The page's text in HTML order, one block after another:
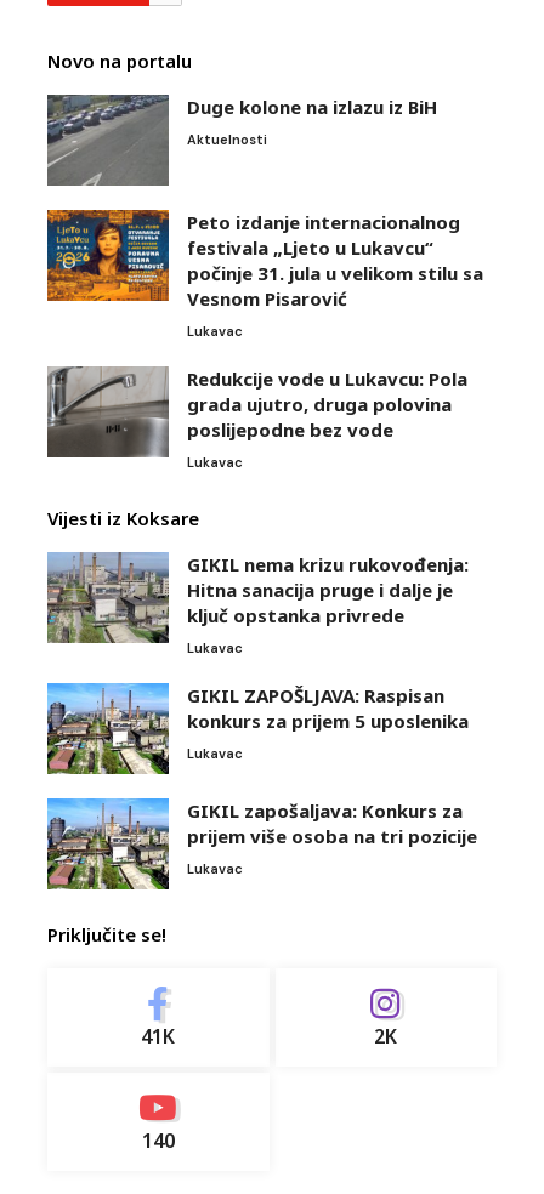
Novo na portalu
Duge kolone na izlazu iz BiH
Aktuelnosti
Peto izdanje internacionalnog
festivala „Ljeto u Lukavcu“
počinje 31. jula u velikom stilu sa
Vesnom Pisarović
Lukavac
Redukcije vode u Lukavcu: Pola
grada ujutro, druga polovina
poslijepodne bez vode
Lukavac
Vijesti iz Koksare
GIKIL nema krizu rukovođenja:
Hitna sanacija pruge i dalje je
ključ opstanka privrede
Lukavac
GIKIL ZAPOŠLJAVA: Raspisan
konkurs za prijem 5 uposlenika
Lukavac
GIKIL zapošaljava: Konkurs za
prijem više osoba na tri pozicije
Lukavac
Priključite se!
41K 2K
140